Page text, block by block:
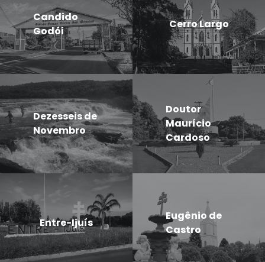
Candido
Godói
Cerro Largo
Dezesseis de
Novembro
Doutor
Maurício
Cardoso
Entre-Ijuís
Eugênio de
Castro